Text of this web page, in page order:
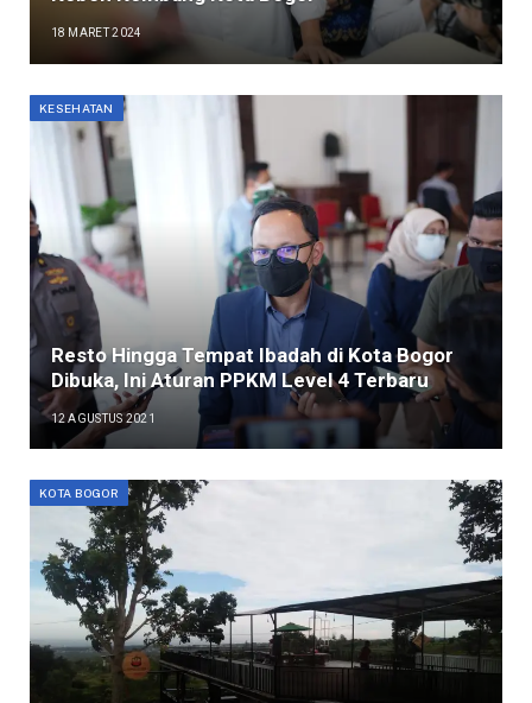
18 MARET 2024
KESEHATAN
Resto Hingga Tempat Ibadah di Kota Bogor
Dibuka, Ini Aturan PPKM Level 4 Terbaru
12 AGUSTUS 2021
KOTA BOGOR